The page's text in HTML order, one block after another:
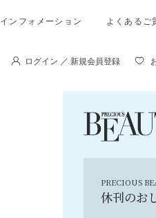
インフォメーション よくあるご
ログイン ／ 新規会員登録
PRECIOUS
休刊のお